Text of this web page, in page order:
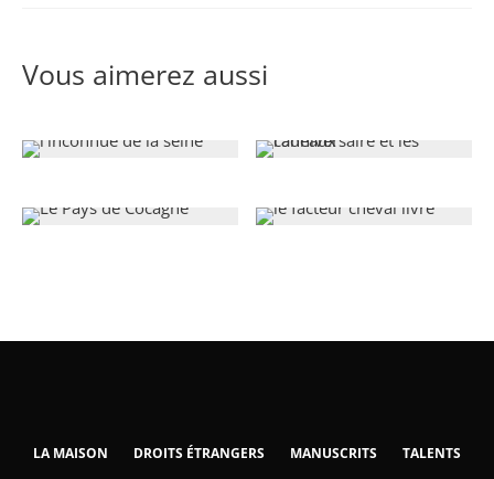
Vous aimerez aussi
LA MAISON DROITS ÉTRANGERS MANUSCRITS TALENTS